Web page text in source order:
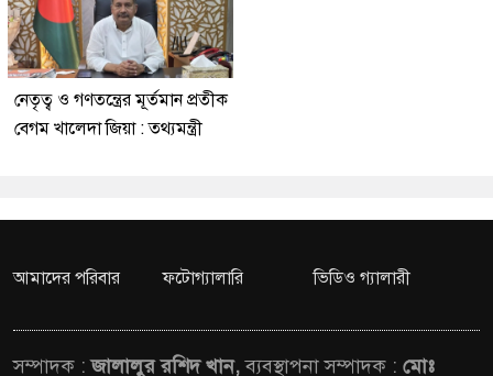
নেতৃত্ব ও গণতন্ত্রের মূর্তমান প্রতীক
বেগম খালেদা জিয়া : তথ্যমন্ত্রী
আমাদের পরিবার ফটোগ্যালারি ভিডিও গ্যালারী
সম্পাদক :জালালুর রশিদ খান,ব্যবস্থাপনা সম্পাদক : মোঃ